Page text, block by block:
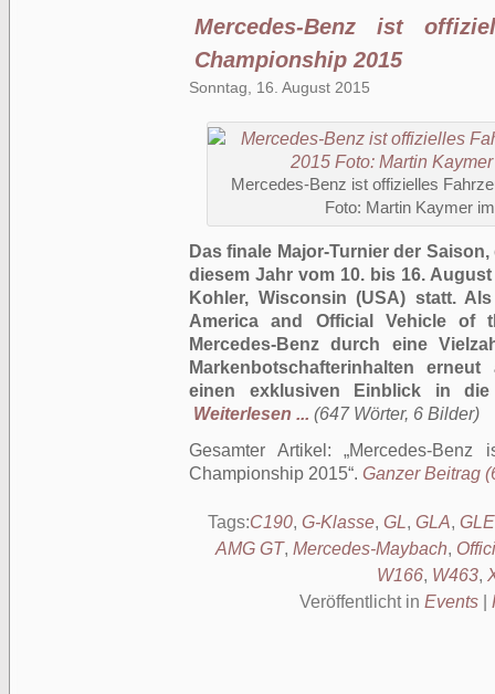
Mercedes-Benz ist
Championship 2015
Sonntag, 16. August 2015
Mercedes-Benz ist offizielles
Foto: Martin Kaymer
Das finale Major-Turnier der
diesem Jahr vom 10. bis 16.
Kohler, Wisconsin (USA) statt.
America and Official Vehicle of
Mercedes-Benz durch eine
Markenbotschafterinhalten
einen exklusiven Einblick in die
Weiterlesen ... (647 Wörter, 6 Bilder)
Gesamter Artikel: Mercedes-Benz
Championship 2015 . Ganzer Beitrag
Tags:C190, G-Klasse, GL, GLA, GLE
AMG GT, Mercedes-Maybach,
W166, W463,
Veröffentlicht in Events